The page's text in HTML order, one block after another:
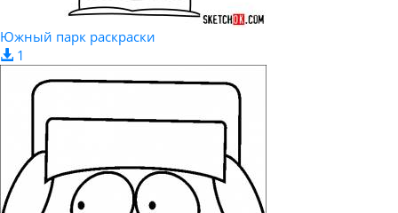
Южный парк раскраски
1